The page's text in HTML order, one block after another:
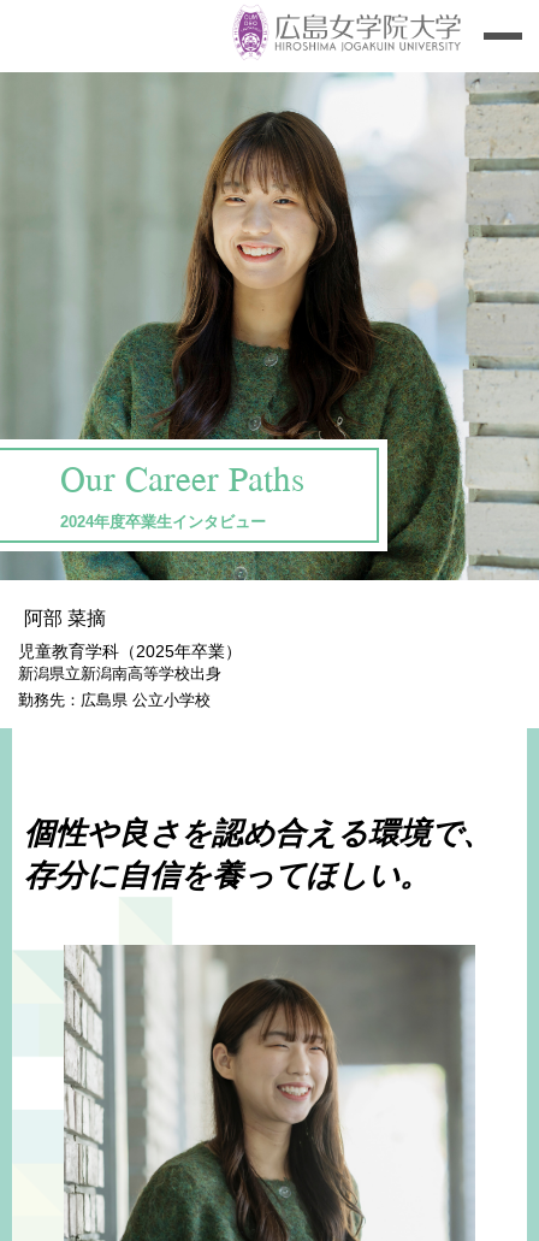
Our Career Paths
2024年度卒業生インタビュー
阿部 菜摘
児童教育学科（2025年卒業）
新潟県立新潟南高等学校出身
勤務先：広島県 公立小学校
個性や良さを認め合える環境で、
存分に自信を養ってほしい。